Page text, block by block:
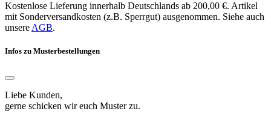
Kostenlose Lieferung innerhalb Deutschlands ab 200,00 €. Artikel
mit Sonderversandkosten (z.B. Sperrgut) ausgenommen. Siehe auch
unsere AGB.
Infos zu Musterbestellungen
Liebe Kunden,
gerne schicken wir euch Muster zu.